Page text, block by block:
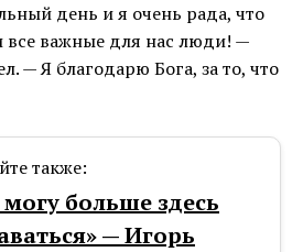
день и я очень рада, что
все важные для нас люди! —
— Я благодарю Бога, за то, что
также:
больше здесь
— Игорь